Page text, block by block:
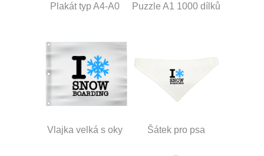
Plakát typ A4-A0 Puzzle A1 1000 dílků
Vlajka velká s oky Šátek pro psa